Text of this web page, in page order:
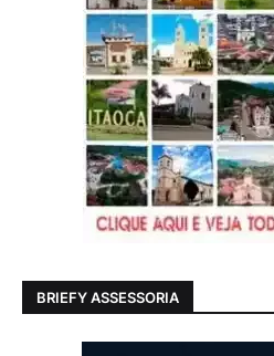
BRIEFY ASSESSORIA